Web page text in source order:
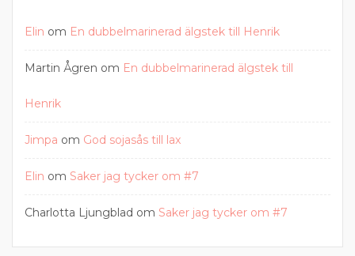
Elin om En dubbelmarinerad älgstek till Henrik
Martin Ågren om En dubbelmarinerad älgstek till
Henrik
Jimpa om God sojasås till lax
Elin om Saker jag tycker om #7
Charlotta Ljungblad om Saker jag tycker om #7